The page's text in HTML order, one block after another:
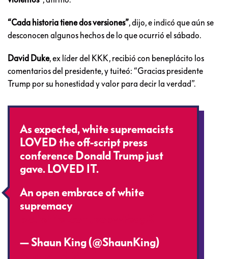
“Cada historia tiene dos versiones”, dijo, e indicó que aún se
desconocen algunos hechos de lo que ocurrió el sábado.
David Duke, ex líder del KKK, recibió con beneplácito los
comentarios del presidente, y tuiteó: “Gracias presidente
Trump por su honestidad y valor para decir la verdad”.
As expected, white supremacists
LOVED the off-script press
conference Donald Trump just
gave. LOVED IT.
An open embrace of white
supremacy
— Shaun King (@ShaunKing)